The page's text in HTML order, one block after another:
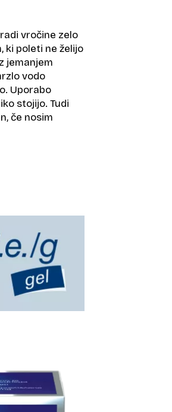
vročine zelo
ki poleti ne želijo
jemanjem
vodo
Uporabo
stojijo. Tudi
če nosim